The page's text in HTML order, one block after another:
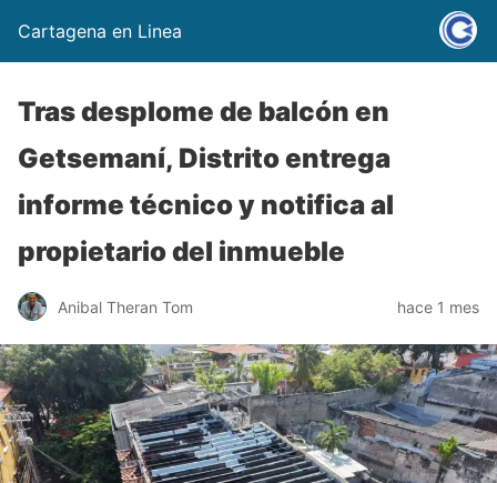
Cartagena en Linea
Tras desplome de balcón en
Getsemaní, Distrito entrega
informe técnico y notifica al
propietario del inmueble
Anibal Theran Tom hace 1 mes